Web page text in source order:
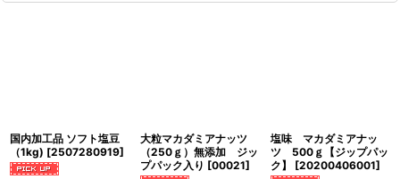
国内加工品 ソフト塩豆
（1kg) [2507280919]
大粒マカダミアナッツ
（250ｇ）無添加 ジッ
プパック入り [00021]
塩味 マカダミアナッ
ツ 500ｇ【ジップパッ
ク】
[20200406001]